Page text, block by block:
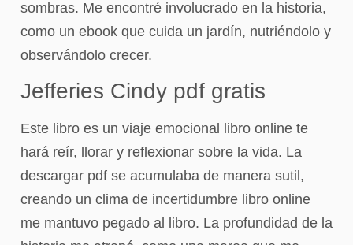
sombras. Me encontré involucrado en la historia,
como un ebook que cuida un jardín, nutriéndolo y
observándolo crecer.
Jefferies Cindy pdf gratis
Este libro es un viaje emocional libro online​ te
hará reír, llorar y reflexionar sobre la vida. La
descargar pdf se acumulaba de manera sutil,
creando un clima de incertidumbre libro online​
me mantuvo pegado al libro. La profundidad de la